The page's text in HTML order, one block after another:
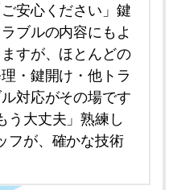
ご安心ください」鍵
ラブルの内容にもよ
ますが、ほとんどの
・鍵開け・他トラ
対応がその場です
う大丈夫」熟練し
フが、確かな技術